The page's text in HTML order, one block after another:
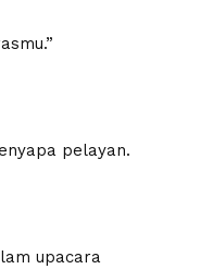
pelayan.
upacara